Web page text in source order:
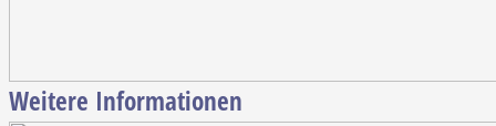
Weitere Informationen